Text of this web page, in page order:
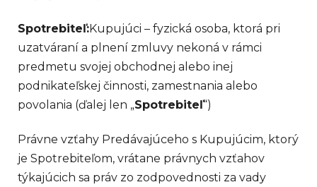
Spotrebiteľ:Kupujúci – fyzická osoba, ktorá pri
uzatváraní a plnení zmluvy nekoná v rámci
predmetu svojej obchodnej alebo inej
podnikateľskej činnosti, zamestnania alebo
povolania (ďalej len „Spotrebiteľ“)
Právne vzťahy Predávajúceho s Kupujúcim, ktorý
je Spotrebiteľom, vrátane právnych vzťahov
týkajúcich sa práv zo zodpovednosti za vady